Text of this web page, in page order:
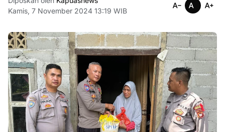
Kamis, 7 November 2024 13:19 WIB